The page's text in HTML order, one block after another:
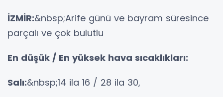
İZMİR:&nbsp;Arife günü ve bayram süresince
parçalı ve çok bulutlu
En düşük / En yüksek hava sıcaklıkları:
Salı:&nbsp;14 ila 16 / 28 ila 30,